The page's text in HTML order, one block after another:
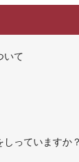
いて
っていますか